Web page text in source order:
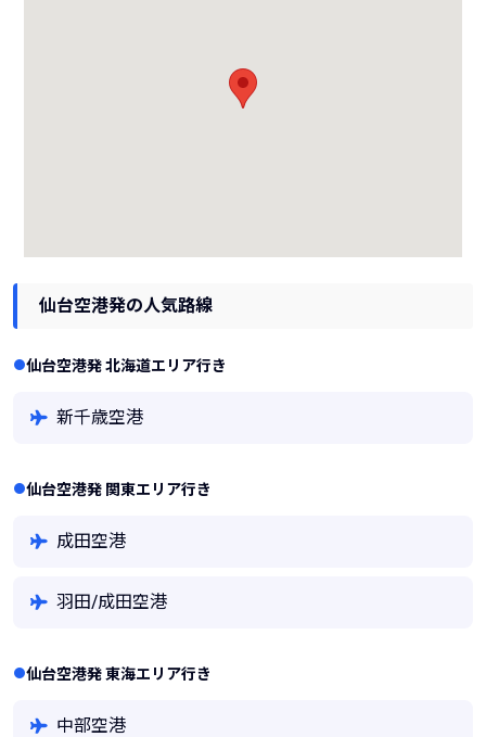
仙台空港発の人気路線
仙台空港発 北海道エリア行き
新千歳空港
仙台空港発 関東エリア行き
成田空港
羽田/成田空港
仙台空港発 東海エリア行き
中部空港